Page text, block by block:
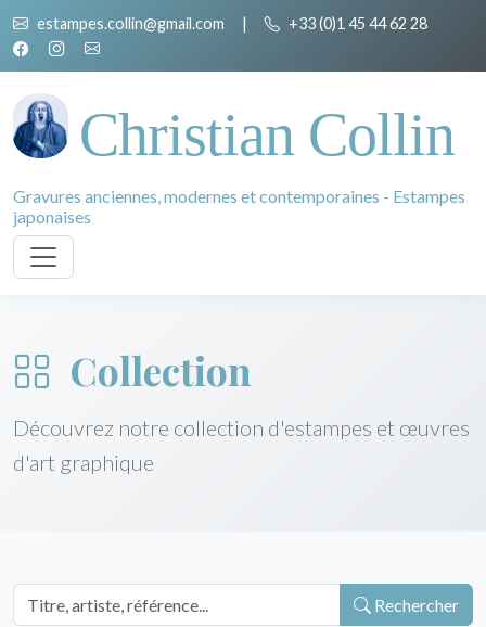
estampes.collin@gmail.com | +33 (0)1 45 44 62 28
Christian Collin
Gravures anciennes, modernes et contemporaines - Estampes
japonaises
Collection
Découvrez notre collection d'estampes et œuvres
d'art graphique
Rechercher